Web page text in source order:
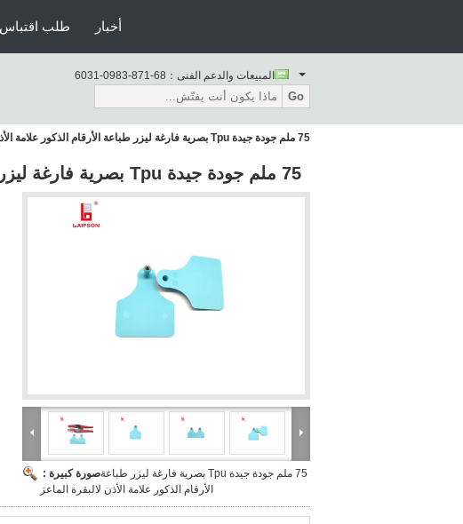
طلب اقتباس أخبار
المبيعات والدعم الفنى： 86-178-3890-1306
Go
75 ملم جودة جيدة Tpu بصرية فارغة ليزر طباعة الأرقام الذكور علامة الأذن لالبقرة الماعز
75 ملم جودة جيدة Tpu بصرية فارغة ليزر طباعة الأرقام الذكور علامة الأذن لالبقرة الماعز
صورة كبيرة :75 ملم جودة جيدة Tpu بصرية فارغة ليزر طباعة
الأرقام الذكور علامة الأذن لالبقرة الماعز